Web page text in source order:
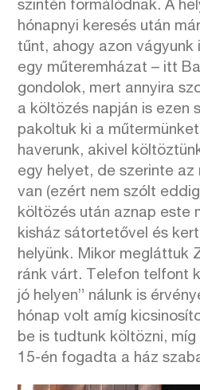
szintén formálódnak. A
hónapnyi keresés után
tűnt, ahogy azon vágyunk
egy műteremházat – itt
gondolok, mert annyira
a költözés napján is ezen
pakoltuk ki a
haverunk, akivel
egy helyet, de szerinte az
van (ezért nem szólt
költözés után aznap este
kisház sátortetővel és
helyünk. Mikor megláttuk
ránk várt. Telefon telfont
jó helyen” nálunk is
hónap volt amíg
be is tudtunk költözni,
15-én fogadta a ház